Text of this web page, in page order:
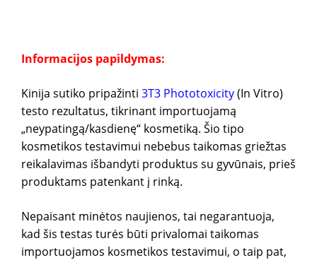
Informacijos papildymas:
Kinija sutiko pripažinti 3T3 Phototoxicity(In Vitro)
testo rezultatus, tikrinant importuojamą
„neypatingą/kasdienę“ kosmetiką. Šio tipo
kosmetikos testavimui nebebus taikomas griežtas
reikalavimas išbandyti produktus su gyvūnais, prieš
produktams patenkant į rinką.
Nepaisant minėtos naujienos, tai negarantuoja,
kad šis testas turės būti privalomai taikomas
importuojamos kosmetikos testavimui, o taip pat,